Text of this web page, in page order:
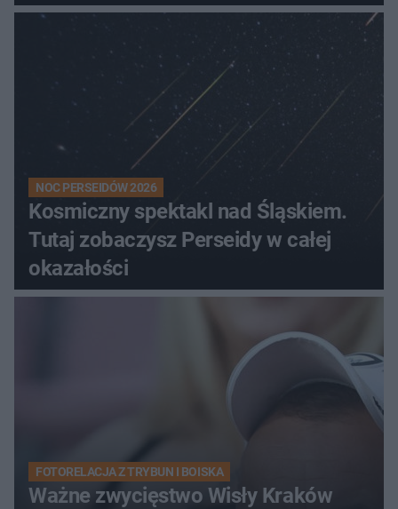
NOC PERSEIDÓW 2026
Kosmiczny spektakl nad Śląskiem.
Tutaj zobaczysz Perseidy w całej
okazałości
FOTORELACJA Z TRYBUN I BOISKA
Ważne zwycięstwo Wisły Kraków